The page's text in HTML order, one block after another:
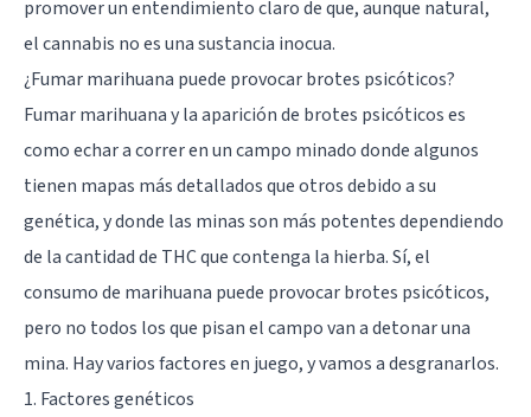
promover un entendimiento claro de que, aunque natural,
el cannabis no es una sustancia inocua.
¿Fumar marihuana puede provocar brotes psicóticos?
Fumar marihuana y la aparición de brotes psicóticos es
como echar a correr en un campo minado donde algunos
tienen mapas más detallados que otros debido a su
genética, y donde las minas son más potentes dependiendo
de la cantidad de THC que contenga la hierba. Sí, el
consumo de marihuana puede provocar brotes psicóticos,
pero no todos los que pisan el campo van a detonar una
mina. Hay varios factores en juego, y vamos a desgranarlos.
1. Factores genéticos